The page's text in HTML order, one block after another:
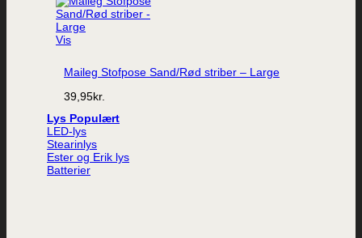
Vis
Maileg Stofpose Sand/Rød striber – Large
39,95kr.
Lys
LED-lys
Stearinlys
Ester og Erik lys
Batterier